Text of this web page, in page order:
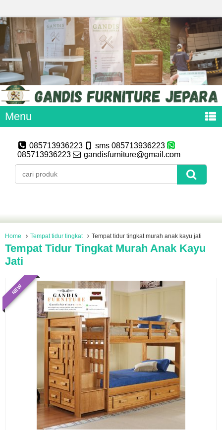
Menu
085713936223
sms 085713936223
085713936223
gandisfurniture@gmail.com
Home Tempat tidur tingkat Tempat tidur tingkat murah anak kayu jati
Tempat Tidur Tingkat Murah Anak Kayu
Jati
NEW